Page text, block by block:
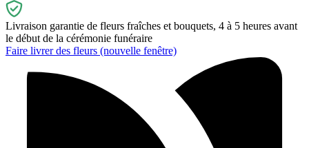
Livraison garantie de fleurs fraîches et bouquets, 4 à 5 heures avant
le début de la cérémonie funéraire
Faire livrer des fleurs (nouvelle fenêtre)